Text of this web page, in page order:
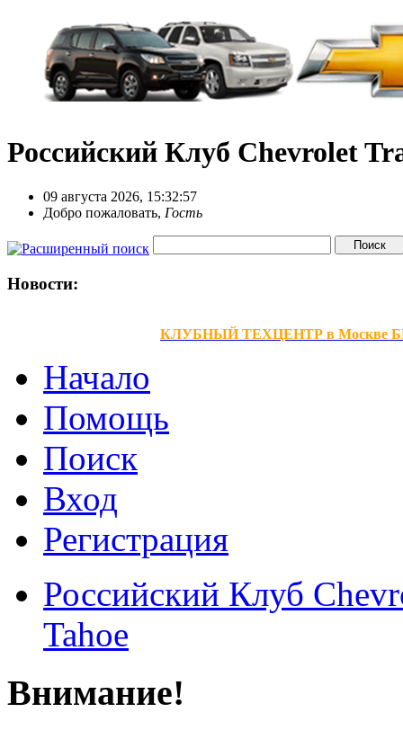
Российский Клуб Chevrolet
09 августа 2026, 15:32:57
Добро пожаловать, Гость
Новости:
КЛУБНЫЙ ТЕХЦЕНТР в Москве
Начало
Помощь
Поиск
Вход
Регистрация
Российский Клуб
Tahoe
Внимание!